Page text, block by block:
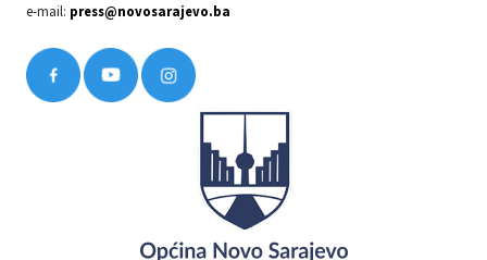
e-mail: press@novosarajevo.ba